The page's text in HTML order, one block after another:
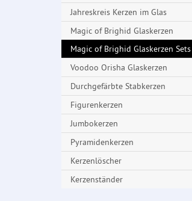
Jahreskreis Kerzen im Glas
Magic of Brighid Glaskerzen
Magic of Brighid Glaskerzen Sets
Voodoo Orisha Glaskerzen
Durchgefärbte Stabkerzen
Figurenkerzen
Jumbokerzen
Pyramidenkerzen
Kerzenlöscher
Kerzenständer